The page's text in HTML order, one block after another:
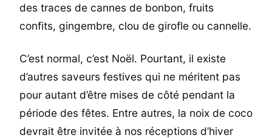
des traces de cannes de bonbon, fruits
confits, gingembre, clou de girofle ou cannelle.
C’est normal, c’est Noël. Pourtant, il existe
d’autres saveurs festives qui ne méritent pas
pour autant d’être mises de côté pendant la
période des fêtes. Entre autres, la noix de coco
devrait être invitée à nos réceptions d’hiver